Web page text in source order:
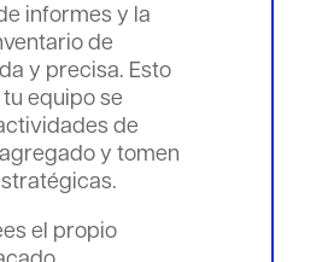
informes y la
de
y precisa. Esto
equipo se
de
y tomen
el propio